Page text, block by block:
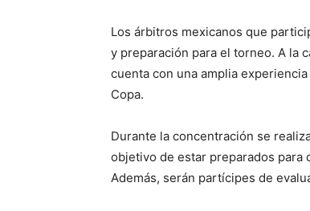
Los árbitros mexicanos que
y preparación para el torneo. A la
cuenta con una amplia
Copa.
Durante la concentración se
objetivo de estar preparados para
Además, serán partícipes de